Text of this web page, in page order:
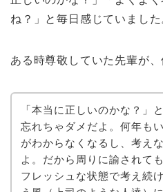
ね？」と毎日感じていました
ある時尊敬していた先輩が
「本当に正しいのかな？」
忘れちゃダメだよ。何年も
がわからなくなるし、考え
よ。だから周りに諭されて
フレッシュな状態で考え続